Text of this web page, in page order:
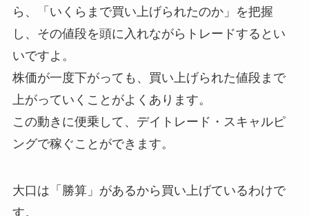
ら、「いくらまで買い上げられたのか」を把握
し、その値段を頭に入れながらトレードするとい
いですよ。
株価が一度下がっても、買い上げられた値段まで
上がっていくことがよくあります。
この動きに便乗して、デイトレード・スキャルピ
ングで稼ぐことができます。
大口は「勝算」があるから買い上げているわけで
す。